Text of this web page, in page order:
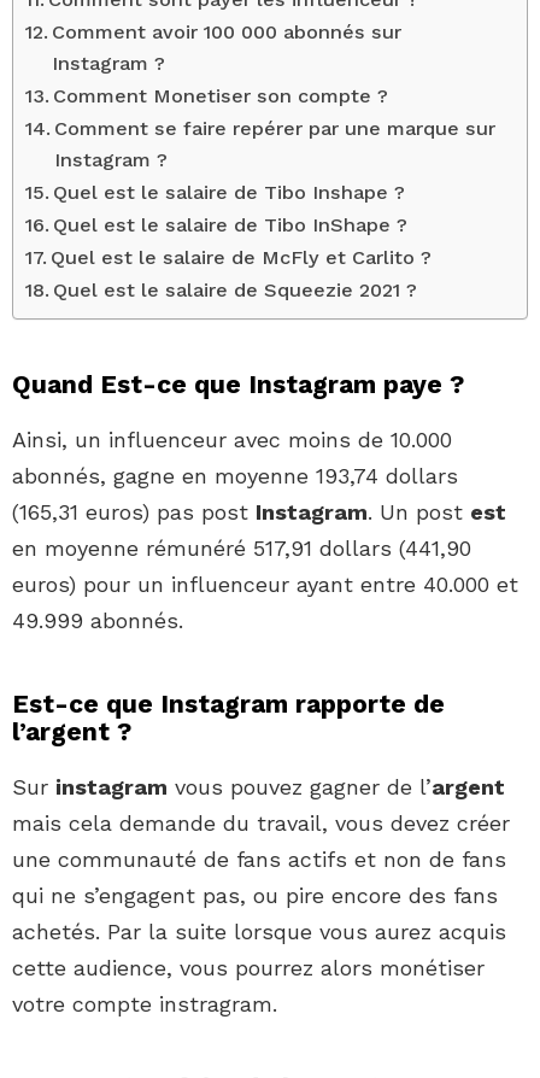
Comment avoir 100 000 abonnés sur
Instagram ?
Comment Monetiser son compte ?
Comment se faire repérer par une marque sur
Instagram ?
Quel est le salaire de Tibo Inshape ?
Quel est le salaire de Tibo InShape ?
Quel est le salaire de McFly et Carlito ?
Quel est le salaire de Squeezie 2021 ?
Quand Est-ce que Instagram paye ?
Ainsi, un influenceur avec moins de 10.000
abonnés, gagne en moyenne 193,74 dollars
(165,31 euros) pas post Instagram. Un post est
en moyenne rémunéré 517,91 dollars (441,90
euros) pour un influenceur ayant entre 40.000 et
49.999 abonnés.
Est-ce que Instagram rapporte de
l’argent ?
Sur instagram vous pouvez gagner de l’argent
mais cela demande du travail, vous devez créer
une communauté de fans actifs et non de fans
qui ne s’engagent pas, ou pire encore des fans
achetés. Par la suite lorsque vous aurez acquis
cette audience, vous pourrez alors monétiser
votre compte instragram.